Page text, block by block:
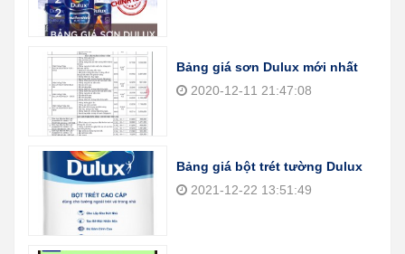
Bảng giá sơn Dulux mới nhất
2020-12-11 21:47:08
Bảng giá bột trét tường Dulux
2021-12-22 13:51:49